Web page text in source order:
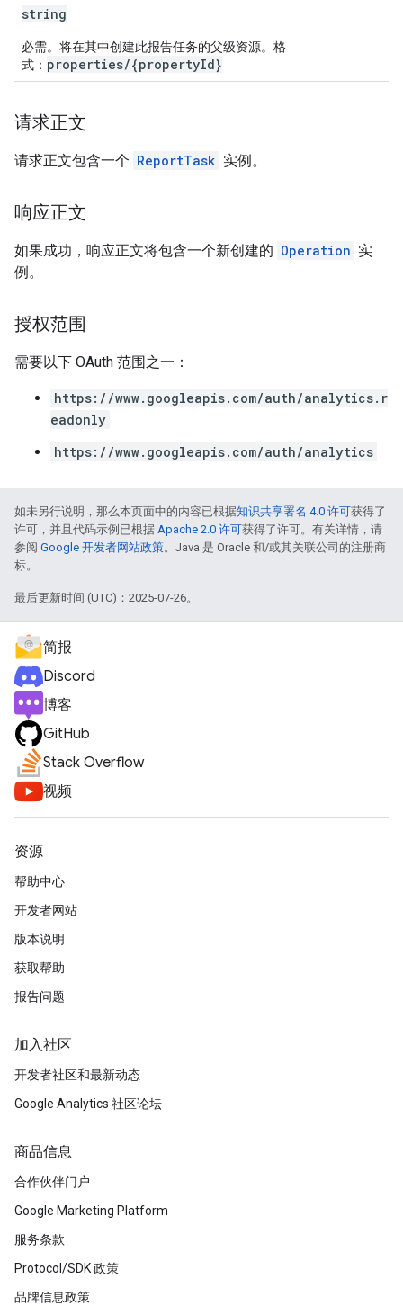
string
必需。将在其中创建此报告任务的父级资源。格
式： properties/{propertyId}
请求正文
请求正文包含一个 ReportTask 实例。
响应正文
如果成功，响应正文将包含一个新创建的 Operation 实
例。
授权范围
需要以下 OAuth 范围之一：
https://www.googleapis.com/auth/analytics.r
eadonly
https://www.googleapis.com/auth/analytics
如未另行说明，那么本页面中的内容已根据知识共享署名 4.0 许可获得了
许可，并且代码示例已根据 Apache 2.0 许可获得了许可。有关详情，请
参阅 Google 开发者网站政策。Java 是 Oracle 和/或其关联公司的注册商
标。
最后更新时间 (UTC)：2025-07-26。
简报
Discord
博客
GitHub
Stack Overflow
视频
资源
帮助中心
开发者网站
版本说明
获取帮助
报告问题
加入社区
开发者社区和最新动态
Google Analytics 社区论坛
商品信息
合作伙伴门户
Google Marketing Platform
服务条款
Protocol/SDK 政策
品牌信息政策